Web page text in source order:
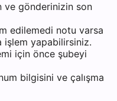
ve gönderinizin son
edilemedi notu varsa
işlem yapabilirsiniz.
için önce şubeyi
bilgisini ve çalışma